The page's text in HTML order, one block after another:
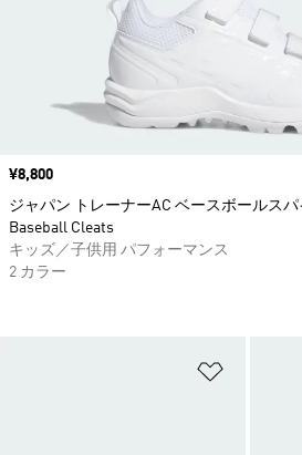
価格
¥8,800
ジャパン トレーナーAC ベースボールス
Baseball Cleats
キッズ／子供用 パフォーマンス
2 カラー